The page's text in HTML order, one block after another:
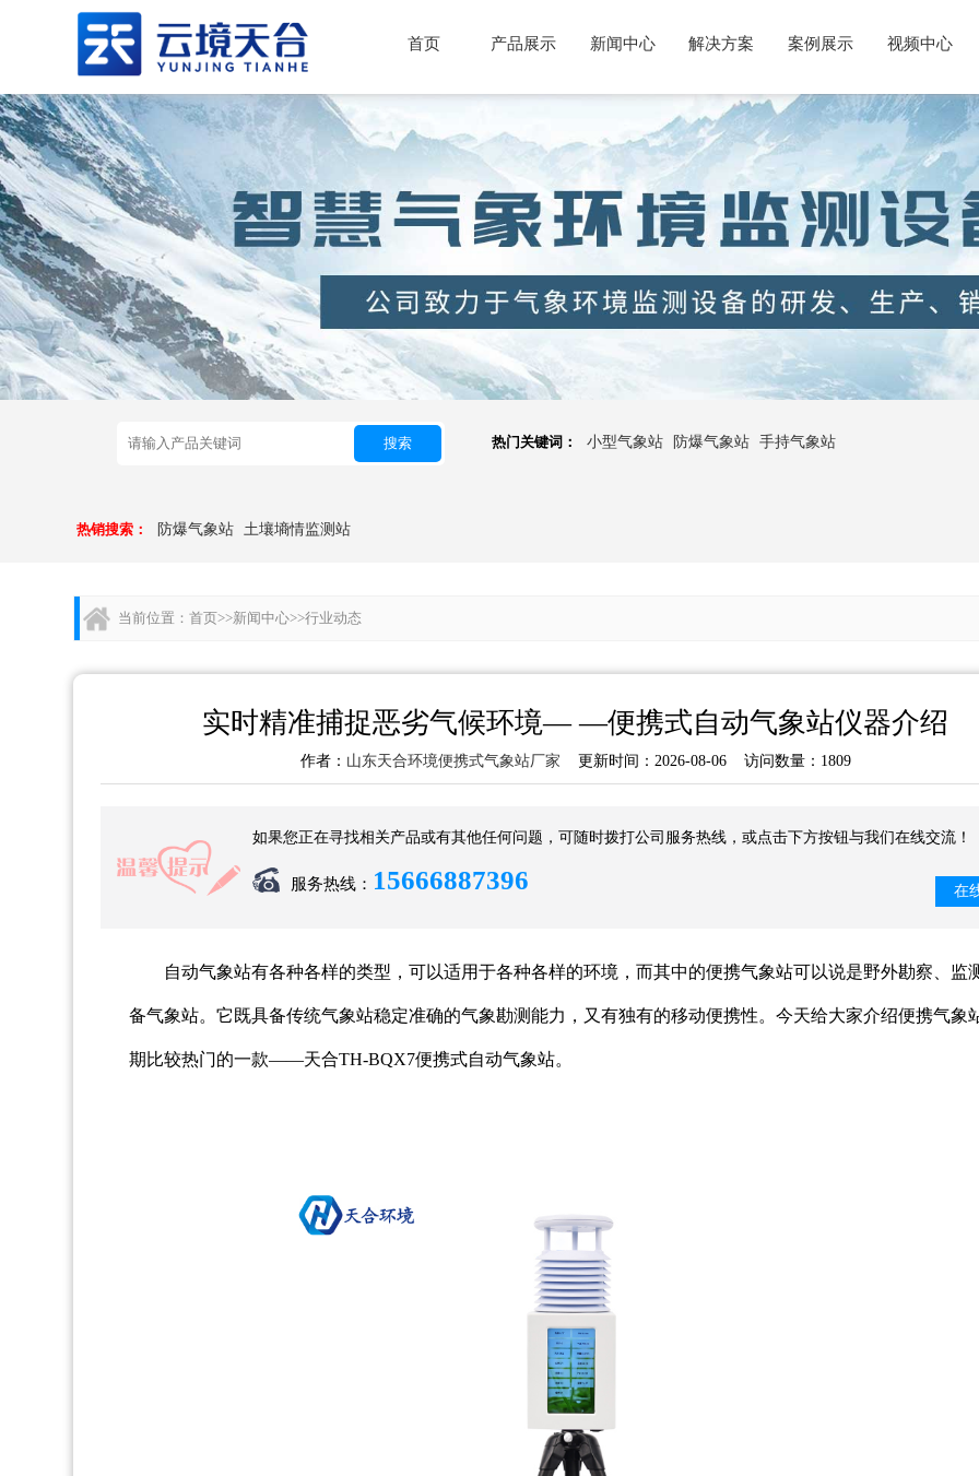
首页 产品展示 新闻中心 解决方案 案例展示 视频中心
搜索 热门关键词： 小型气象站 防爆气象站 手持气象站
热销搜索： 防爆气象站 土壤墒情监测站
当前位置：首页>>新闻中心>>行业动态
实时精准捕捉恶劣气候环境— —便携式自动气象站仪器介绍
作者： 山东天合环境便携式气象站厂家 更新时间：2026-08-06 访问数量：1809
如果您正在寻找相关产品或有其他任何问题，可随时拨打公司服务热线，或点击下方按钮与我们在线交流！
服务热线： 15666887396 在
自动气象站有各种各样的类型，可以适用于各种各样的环境，而其中的便携气象站可以说是野外勘察、监
备气象站。它既具备传统气象站稳定准确的气象勘测能力，又有独有的移动便携性。今天给大家介绍便携气象
期比较热门的一款——天合TH-BQX7便携式自动气象站。